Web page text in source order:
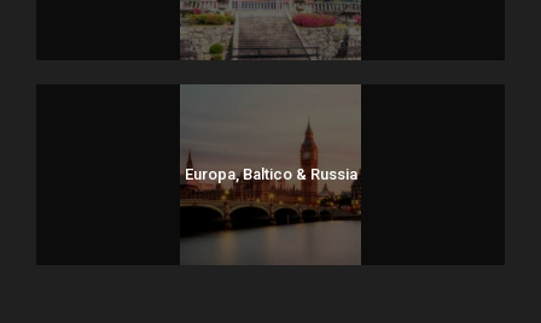
La quota comprende
Veicolo turistico con aria condizionata
7 pernottamenti in hotel nella categoria prescelta
con prima colazione
6 pranzi e 6 cene come da programma (bevande
Europa, Baltico & Russia